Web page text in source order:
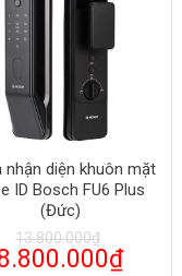
nhận diện khuôn mặt
ID Bosch FU6 Plus
(Đức)
13.800.000₫
₫